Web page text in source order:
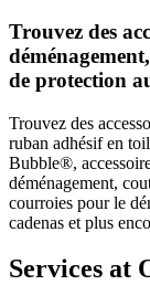
Trouvez des
de protection
Trouvez des
ruban adhésif en
Bubble®,
déménagement,
courroies pour le
cadenas et plus
Services at